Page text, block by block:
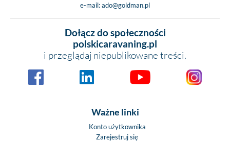
e-mail:ado@goldman.pl
Dołącz do społeczności
polskicaravaning.pl
i przeglądaj niepublikowane treści.
Ważne linki
Konto użytkownika
Zarejestruj się